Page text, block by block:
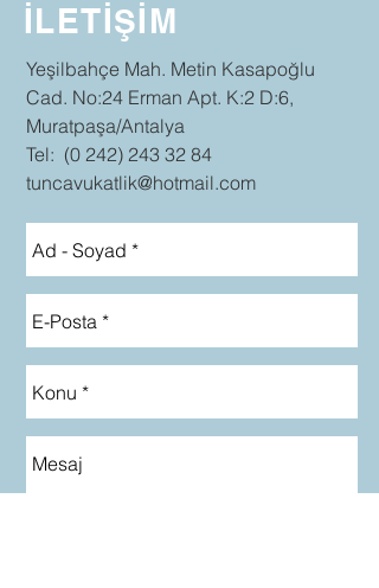
İLETİŞİM
​​Yeşilbahçe Mah. Metin Kasapoğlu
Cad. No:24 Erman Apt. K:2 D:6,
Muratpaşa/Antalya
Tel: (0 242) 243 32 84
tuncavukatlik@hotmail.com